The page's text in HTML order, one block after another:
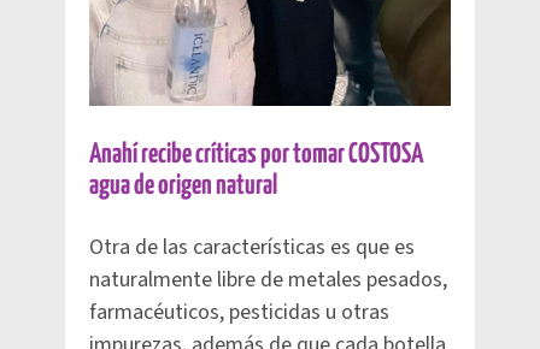
Anahí recibe críticas por tomar COSTOSA
agua de origen natural
Otra de las características es que es
naturalmente libre de metales pesados,
farmacéuticos, pesticidas u otras